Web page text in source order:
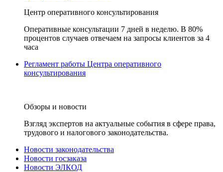
Центр оперативного консультирования
Оперативные консультации 7 дней в неделю. В 80%
процентов случаев отвечаем на запросы клиентов за 4
часа
Регламент работы Центра оперативного
консультирования
Обзоры и новости
Взгляд экспертов на актуальные события в сфере права,
трудового и налогового законодательства.
Новости законодательства
Новости госзаказа
Новости ЭЛКОД